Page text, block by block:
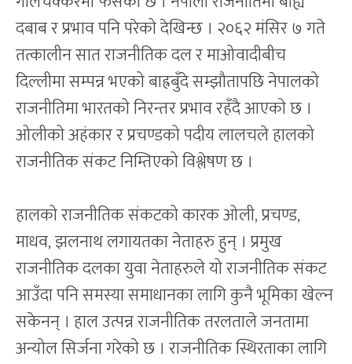
दबाब र प्रभाव पनि परेको देखिन्छ । २०६२ मंसिर ७ गते
तत्कालीन सात राजनीतिक दल र माओवादीबीच
दिल्लीमा सम्पन्न भएको बाह्रबुँदे सम्झौतापछि नेपालको
राजनीतिमा भारतको निरन्तर प्रभाव रहँदै आएको छ ।
ओलीको अहंकार र प्रचण्डको पदीय लालचले हालको
राजनीतिक संकट निम्तिएको विश्लेषण छ ।
हालको राजनीतिक संकटको कारक ओली, प्रचण्ड,
माधव, झलनाथ लगायतका नेताहरु हुन् । प्रमुख
राजनीतिक दलका युवा नेताहरुले यो राजनीतिक संकट
आउँदा पनि समस्या समाधानका लागि कुनै भूमिका खेल्न
सकेनन् । हाल उत्पन्न राजनीतिक तरलताले जनतामा
अन्योल सिर्जना गरेको छ । राजनीतिक स्थिरताका लागि